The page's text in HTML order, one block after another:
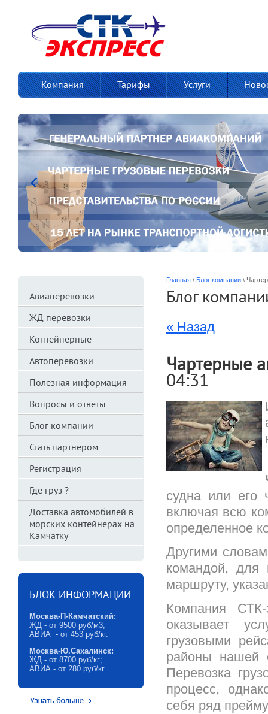
Компания Тарифы Услуги
Главная \ Блог компании \
Блог
« Назад
Чартерные
04:31
судна или его
включая всю
определенное
Другими
командой, для
маршруту,
Компания
оказывает
грузовыми
районы нашей
Перевозка
процесс,
себя ряд
Авиаперевозки
ЖД перевозки
Контейнерные
Автоперевозки
Полезная информация
Вопросы и ответы
Блог компании
Стать партнером
Регистрация
Где груз ?
Доставка автомобилей в
морских контейнерах на
Камчатку
БЛОК ИНФОРМАЦИИ
Москва-П-Камчатский:
ЖД - от 9500 руб/м3;
АВИА - от 453 руб/кг.
Москва-Ю.Сахалинск:
ЖД - от 8700 руб/кг;
АВИА - от 280 руб/кг.